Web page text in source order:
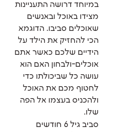
במיוחד דרושה התעניינות
מצידו באוכל ובאנשים
שאוכלים סביבו. הדוגמא
הכי להחזיק את הילד על
הידיים שלכם כאשר אתם
אוכלים-ולבחון האם הוא
עושה כל שביכולתו כדי
לחטוף מכם את האוכל
ולהכניס בעצמו אל הפה
שלו.
סביב גיל 6 חודשים